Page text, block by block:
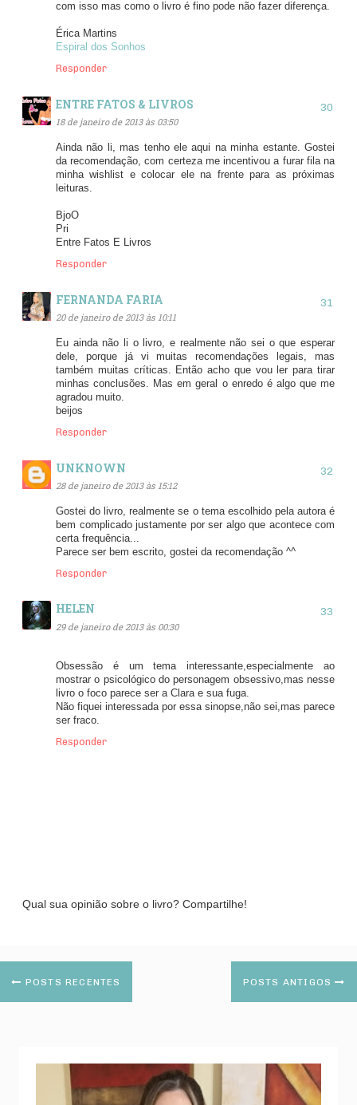
com isso mas como o livro é fino pode não fazer diferença.
Érica Martins
Espiral dos Sonhos
Responder
ENTRE FATOS & LIVROS
18 de janeiro de 2013 às 03:50
Ainda não li, mas tenho ele aqui na minha estante. Gostei
da recomendação, com certeza me incentivou a furar fila na
minha wishlist e colocar ele na frente para as próximas
leituras.
BjoO
Pri
Entre Fatos E Livros
Responder
FERNANDA FARIA
20 de janeiro de 2013 às 10:11
Eu ainda não li o livro, e realmente não sei o que esperar
dele, porque já vi muitas recomendações legais, mas
também muitas críticas. Então acho que vou ler para tirar
minhas conclusões. Mas em geral o enredo é algo que me
agradou muito.
beijos
Responder
UNKNOWN
28 de janeiro de 2013 às 15:12
Gostei do livro, realmente se o tema escolhido pela autora é
bem complicado justamente por ser algo que acontece com
certa frequência...
Parece ser bem escrito, gostei da recomendação ^^
Responder
HELEN
29 de janeiro de 2013 às 00:30
Obsessão é um tema interessante,especialmente ao
mostrar o psicológico do personagem obsessivo,mas nesse
livro o foco parece ser a Clara e sua fuga.
Não fiquei interessada por essa sinopse,não sei,mas parece
ser fraco.
Responder
Qual sua opinião sobre o livro? Compartilhe!
POSTS RECENTES POSTS ANTIGOS